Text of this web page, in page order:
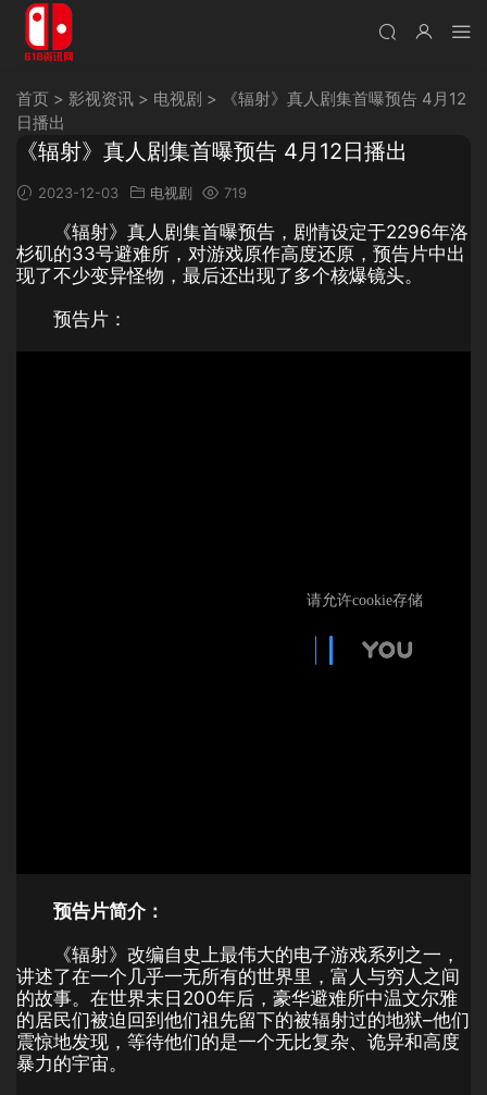
首页 > 影视资讯 > 电视剧 >
《辐射》真人剧集首曝预告 4月12
日播出
《辐射》真人剧集首曝预告 4月12日播出
2023-12-03 电视剧 719
《辐射》真人剧集首曝预告， 剧情设定于2296年洛
杉矶的33号避难所， 对游戏原作高度还原，预告片中出
现了不少变异怪物，最后还出现了多个核爆镜头。
预告片：
预告片简介：
《辐射》改编自史上最伟大的电子游戏系列之一，
讲述了在一个几乎一无所有的世界里，富人与穷人之间
的故事。在世界末日200年后，豪华避难所中温文尔雅
的居民们被迫回到他们祖先留下的被辐射过的地狱–他们
震惊地发现，等待他们的是一个无比复杂、诡异和高度
暴力的宇宙。